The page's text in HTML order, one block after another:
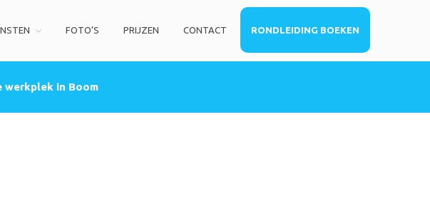
FOTO’S PRIJZEN CONTACT RONDLEIDING BOEKEN
werkplek in Boom